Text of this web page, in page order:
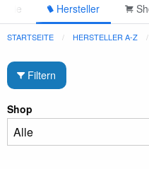
Hersteller
STARTSEITE HERSTELLER A-Z
Filtern
Shop